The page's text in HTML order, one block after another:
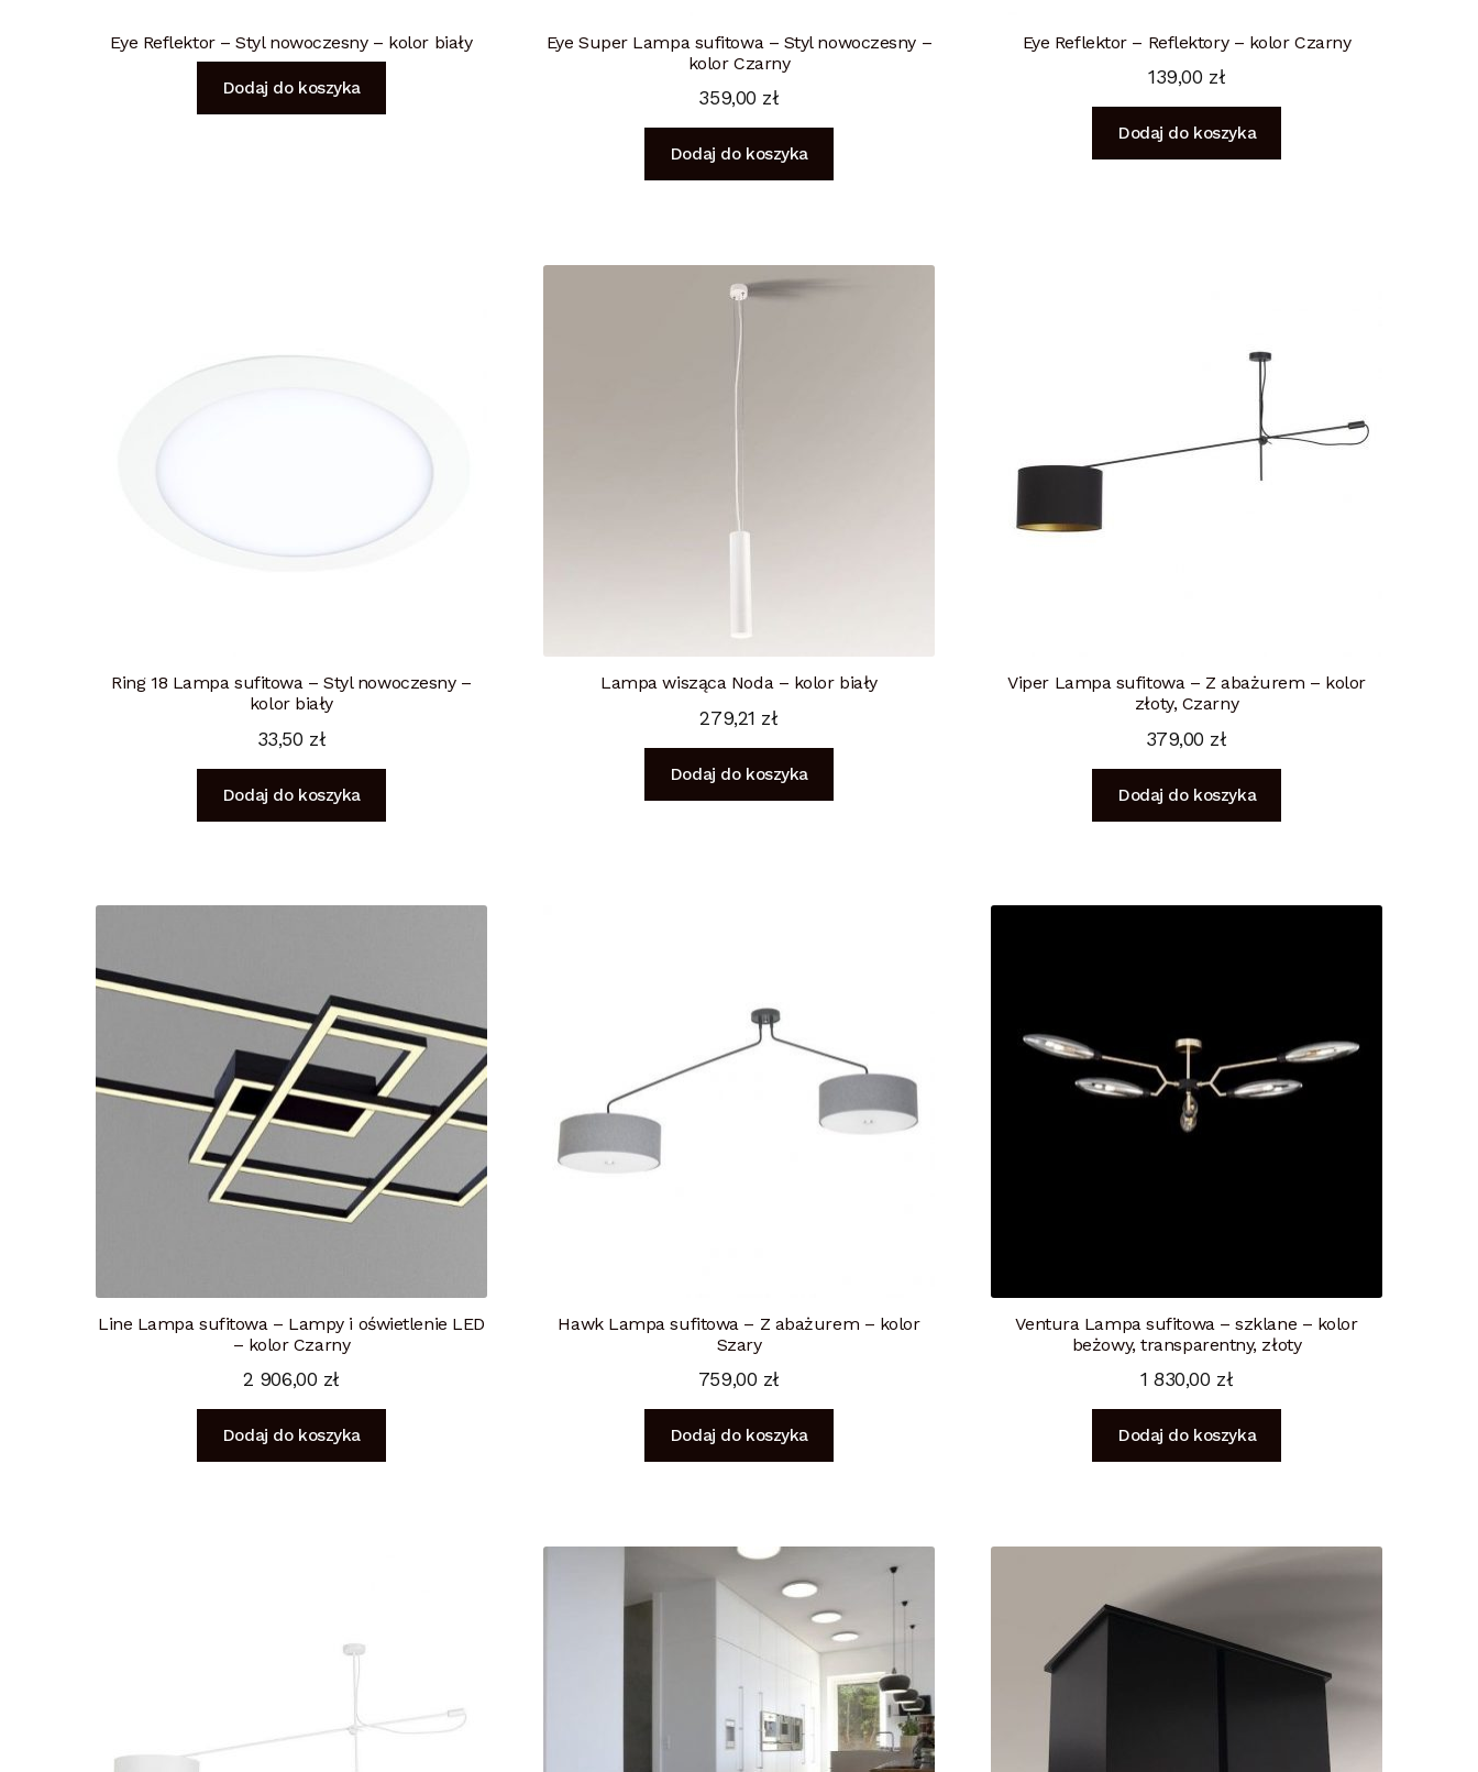
Eye Reflektor – Styl nowoczesny – kolor biały
Dodaj do koszyka
Eye Super Lampa sufitowa – Styl nowoczesny –
kolor Czarny
359,00 zł
Dodaj do koszyka
Eye Reflektor – Reflektory – kolor Czarny
139,00 zł
Dodaj do koszyka
Ring 18 Lampa sufitowa – Styl nowoczesny –
kolor biały
33,50 zł
Dodaj do koszyka
Lampa wisząca Noda – kolor biały
279,21 zł
Dodaj do koszyka
Viper Lampa sufitowa – Z abażurem – kolor
złoty, Czarny
379,00 zł
Dodaj do koszyka
Line Lampa sufitowa – Lampy i oświetlenie LED
– kolor Czarny
2 906,00 zł
Dodaj do koszyka
Hawk Lampa sufitowa – Z abażurem – kolor
Szary
759,00 zł
Dodaj do koszyka
Ventura Lampa sufitowa – szklane – kolor
beżowy, transparentny, złoty
1 830,00 zł
Dodaj do koszyka